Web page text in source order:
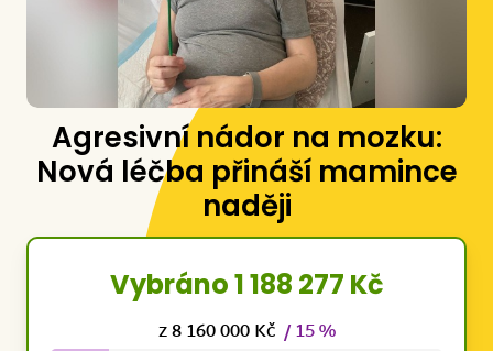
Agresivní nádor na mozku:
Nová léčba přináší mamince
naději
Vybráno 1 188 277 Kč
z 8 160 000 Kč / 15 %